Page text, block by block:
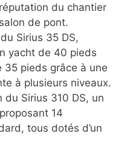
du chantier
de pont.
Sirius 35 DS,
yacht de 40 pieds
35 pieds grâce à une
à plusieurs niveaux.
du Sirius 310 DS, un
14
tous dotés d’un